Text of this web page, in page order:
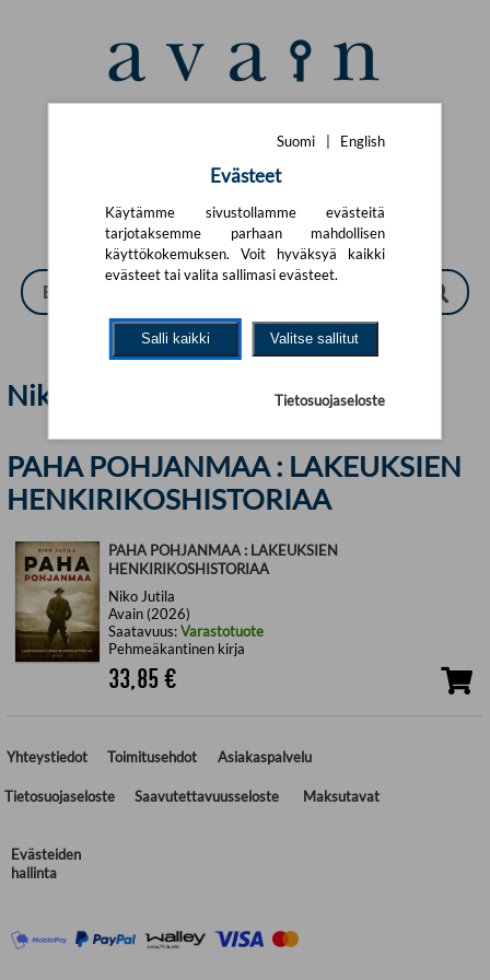
Niko Jutila | Avain
PAHA POHJANMAA : LAKEUKSIEN
HENKIRIKOSHISTORIAA
PAHA POHJANMAA : LAKEUKSIEN
HENKIRIKOSHISTORIAA
Niko Jutila
Avain (2026)
Saatavuus:Varastotuote
Pehmeäkantinen kirja
33,85 €
Yhteystiedot Toimitusehdot Asiakaspalvelu
Tietosuojaseloste Saavutettavuusseloste Maksutavat
Evästeiden
hallinta
Suomi English
Evästeet
Käytämme sivustollamme evästeitä
tarjotaksemme parhaan mahdollisen
käyttökokemuksen. Voit hyväksyä kaikki
evästeet tai valita sallimasi evästeet.
Salli kaikki Valitse sallitut
Tietosuojaseloste